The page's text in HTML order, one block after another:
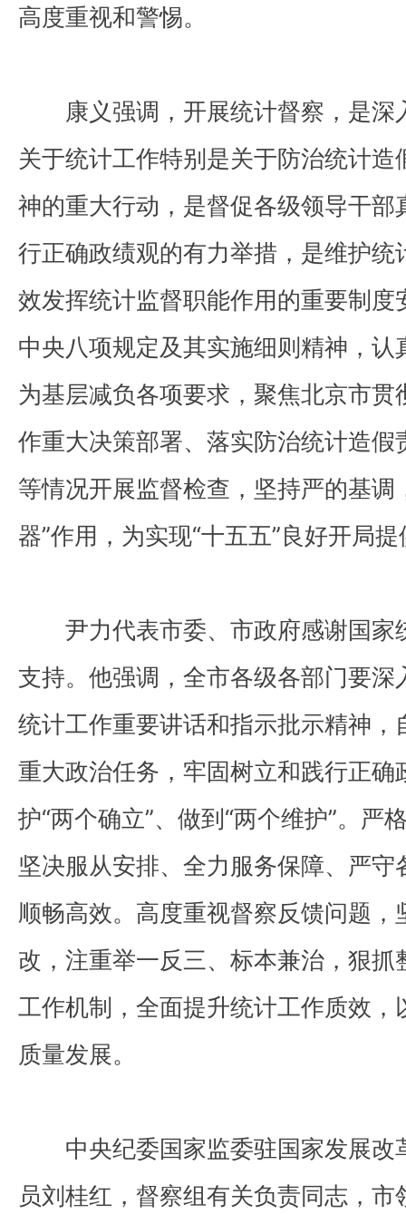
高度重视和警惕。
康义强调，开展统计督察，是
关于统计工作特别是关于防治统计
神的重大行动，是督促各级领导干
行正确政绩观的有力举措，是维护
效发挥统计监督职能作用的重要制
中央八项规定及其实施细则精神，
为基层减负各项要求，聚焦北京市
作重大决策部署、落实防治统计造
等情况开展监督检查，坚持严的基调
器”作用，为实现“十五五”良好开局
尹力代表市委、市政府感谢国
支持。他强调，全市各级各部门要
统计工作重要讲话和指示批示精神
重大政治任务，牢固树立和践行正确
护“两个确立”、做到“两个维护”。严
坚决服从安排、全力服务保障、严
顺畅高效。高度重视督察反馈问题
改，注重举一反三、标本兼治，狠
工作机制，全面提升统计工作质效
质量发展。
中央纪委国家监委驻国家发展
员刘桂红，督察组有关负责同志，